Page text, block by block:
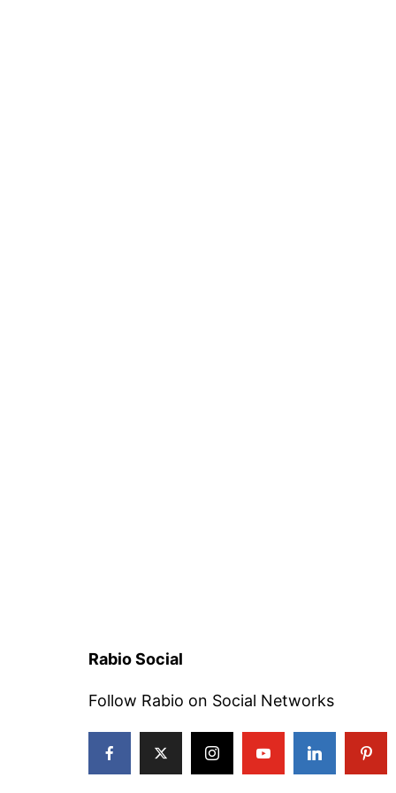
Rabio Social
Follow Rabio on Social Networks